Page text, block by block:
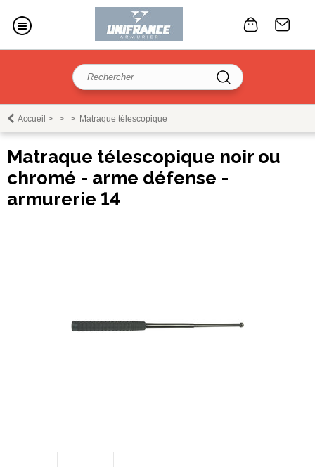
Accueil > > > Matraque télescopique
Matraque télescopique noir ou
chromé - arme défense -
armurerie 14